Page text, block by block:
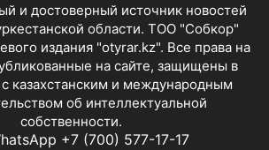
и достоверный источник новостей
области. ТОО "Собкор"
издания "otyrar.kz". Все права на
на сайте, защищены в
с казахстанским и международным
об интеллектуальной
собственности.
+7 (700) 577-17-17